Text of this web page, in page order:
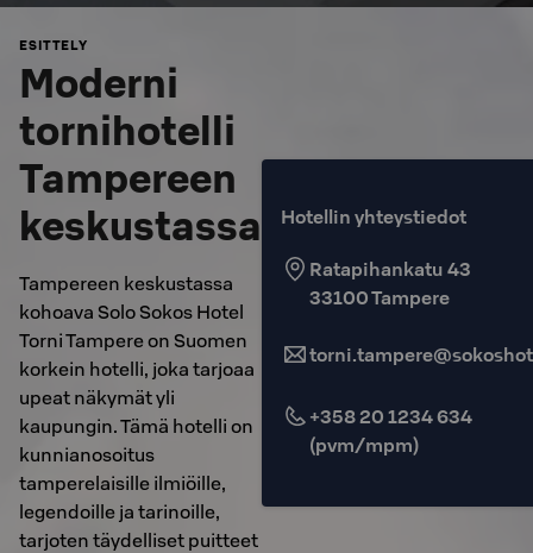
ESITTELY
Moderni
tornihotelli
Tampereen
keskustassa
Tampereen keskustassa
kohoava Solo Sokos Hotel
Torni Tampere on Suomen
korkein hotelli, joka tarjoaa
upeat näkymät yli
kaupungin. Tämä hotelli on
kunnianosoitus
tamperelaisille ilmiöille,
legendoille ja tarinoille,
tarjoten täydelliset puitteet
Hotellin yhteystiedot
Ratapihankatu 43
33100Tampere
+358 20 1234 634
(pvm/mpm)